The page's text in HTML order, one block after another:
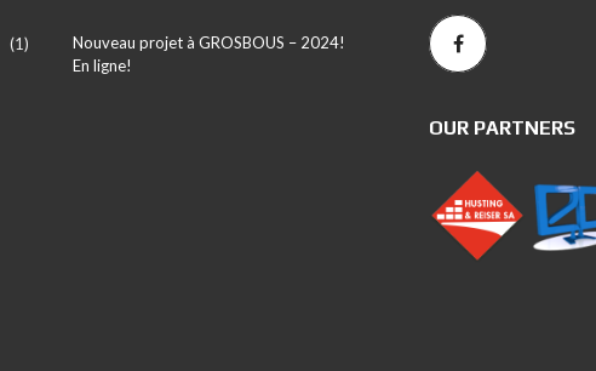
(1)
Nouveau projet à GROSBOUS – 2024!
En ligne!
OUR PARTNERS